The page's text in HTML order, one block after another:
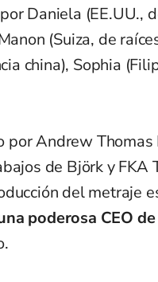
Daniela (EE.UU.,
(Suiza, de
china), Sophia
Andrew Thomas
de Björk y FKA
del metraje
poderosa CEO